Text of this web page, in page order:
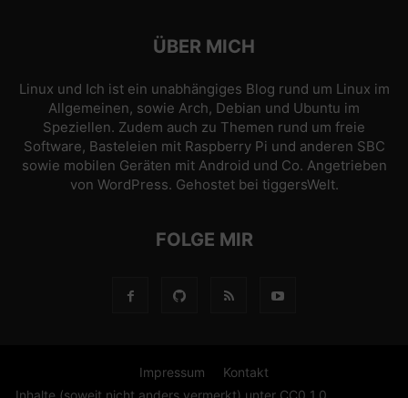
ÜBER MICH
Linux und Ich ist ein unabhängiges Blog rund um Linux im
Allgemeinen, sowie Arch, Debian und Ubuntu im
Speziellen. Zudem auch zu Themen rund um freie
Software, Basteleien mit Raspberry Pi und anderen SBC
sowie mobilen Geräten mit Android und Co. Angetrieben
von WordPress. Gehostet bei tiggersWelt.
FOLGE MIR
Impressum
Kontakt